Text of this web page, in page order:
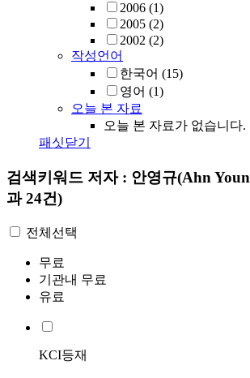
2006 (1)
2005 (2)
2002 (2)
작성언어
한국어 (15)
영어 (1)
오늘 본 자료
오늘 본 자료가 없습니다.
패싯닫기
검색키워드 저자 : 안영규(Ahn
과 24건)
전체선택
무료
기관내 무료
유료
KCI등재